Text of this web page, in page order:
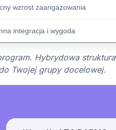
wzrost zaangażowania
integracja i wygoda
Hybrydowa struktura
Twojej grupy docelowej.